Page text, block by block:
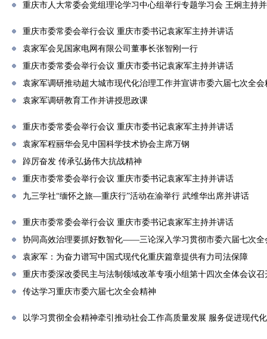
重庆市人大常委会党组理论学习中心组举行专题学习会 王炯主持
重庆市委常委会举行会议 重庆市委书记袁家军主持并讲话
袁家军会见国家电网有限公司董事长张智刚一行
重庆市委常委会举行会议 重庆市委书记袁家军主持并讲话
袁家军调研推动超大城市现代化治理工作并宣讲市委六届七次全会
袁家军调研教育工作并讲授思政课
重庆市委常委会举行会议 重庆市委书记袁家军主持并讲话
袁家军程丽华会见中国科学技术协会主席万钢
踔厉奋发 传承弘扬伟大抗战精神
重庆市委常委会举行会议 重庆市委书记袁家军主持并讲话
九三学社“缅怀之旅—重庆行”活动在渝举行 武维华出席并讲话
重庆市委常委会举行会议 重庆市委书记袁家军主持并讲话
协同高效治理要抓好数智化——三论深入学习贯彻市委六届七次全
袁家军：为奋力谱写中国式现代化重庆篇章提供有力司法保障
重庆市委深改委民主与法制领域改革专项小组第十四次全体会议召
传达学习重庆市委六届七次全会精神
以学习贯彻全会精神牵引推动社会工作高质量发展 服务促进现代